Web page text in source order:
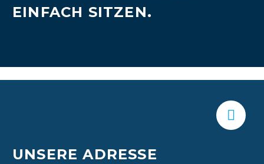
EINFACH SITZEN.


UNSERE ADRESSE